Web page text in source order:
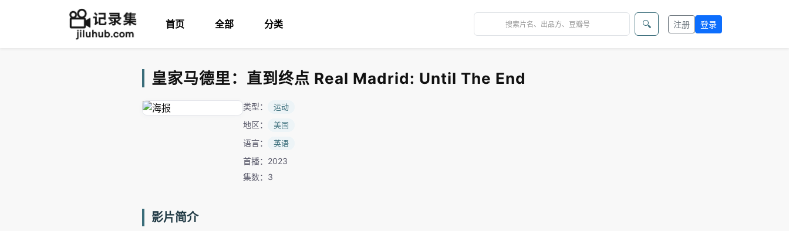
首页 全部 分类 🔍 注册 登录
皇家马德里：直到终点 Real Madrid: Until The End
类型： 运动
地区： 美国
语言： 英语
首播：2023
集数：3
影片简介